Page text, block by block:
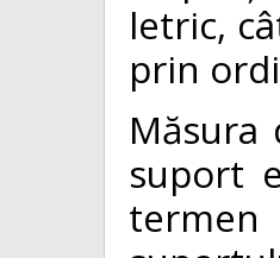
letric,
prin
suport